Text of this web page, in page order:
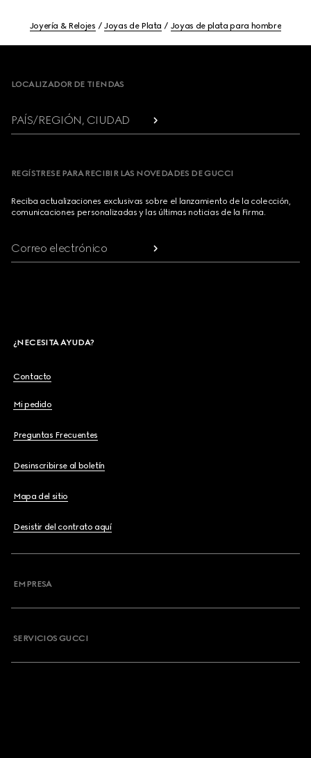
Joyería & Relojes Joyas de Plata Joyas de plata para hombre
LOCALIZADOR DE TIENDAS
PAÍS/REGIÓN, CIUDAD
REGÍSTRESE PARA RECIBIR LAS NOVEDADES DE GUCCI
Reciba actualizaciones exclusivas sobre el lanzamiento de la colección,
comunicaciones personalizadas y las últimas noticias de la Firma.
Correo electrónico
¿NECESITA AYUDA?
Contacto
Mi pedido
Preguntas Frecuentes
Desinscribirse al boletín
Mapa del sitio
Desistir del contrato aquí
EMPRESA
SERVICIOS GUCCI